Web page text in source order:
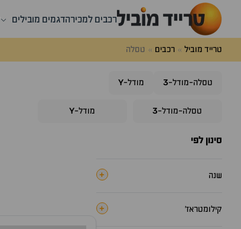
רכבים למכירהדגמים מובילים
טרייד מוביל רכבים טסלה
טסלה-מודל-3 מודל-Y
טסלה-מודל-3 מודל-Y
סינון לפי
שנה +
קילומטראז׳ +